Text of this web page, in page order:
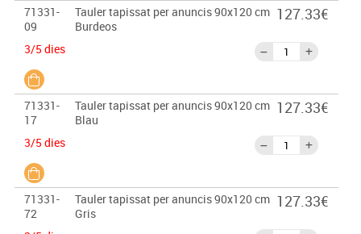
71331-
09
Tauler tapissat per anuncis 90x120 cm
Burdeos
3/5 dies
127.33€
71331-
17
Tauler tapissat per anuncis 90x120 cm
Blau
3/5 dies
127.33€
71331-
72
Tauler tapissat per anuncis 90x120 cm
Gris
127.33€